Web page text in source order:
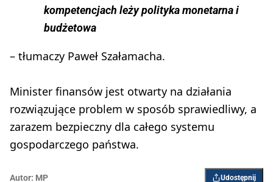
kompetencjach leży polityka monetarna i
budżetowa
– tłumaczy Paweł Szałamacha.
Minister finansów jest otwarty na działania
rozwiązujące problem w sposób sprawiedliwy, a
zarazem bezpieczny dla całego systemu
gospodarczego państwa.
Autor: MP Udostępnij